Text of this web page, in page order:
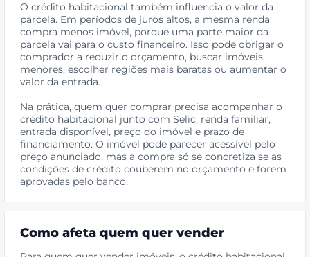
O crédito habitacional também influencia o valor da
parcela. Em períodos de juros altos, a mesma renda
compra menos imóvel, porque uma parte maior da
parcela vai para o custo financeiro. Isso pode obrigar o
comprador a reduzir o orçamento, buscar imóveis
menores, escolher regiões mais baratas ou aumentar o
valor da entrada.
Na prática, quem quer comprar precisa acompanhar o
crédito habitacional junto com Selic, renda familiar,
entrada disponível, preço do imóvel e prazo de
financiamento. O imóvel pode parecer acessível pelo
preço anunciado, mas a compra só se concretiza se as
condições de crédito couberem no orçamento e forem
aprovadas pelo banco.
Como afeta quem quer vender